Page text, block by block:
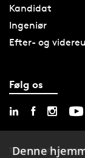
Kandidat
Ingeniør
Efter- og
Følg os
Denne